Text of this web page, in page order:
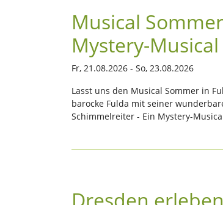
Musical
Mystery-
Fr, 21.08.2026 - So, 23.08.2026
Lasst uns den Musical Sommer in
barocke Fulda mit seiner
Schimmelreiter - Ein Mystery-